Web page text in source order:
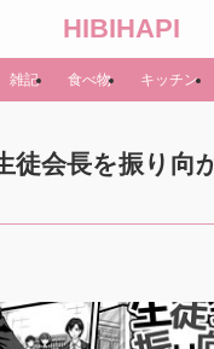
HIBIHAPI
雑記 食べ物 キッチン
徒会長を振り向